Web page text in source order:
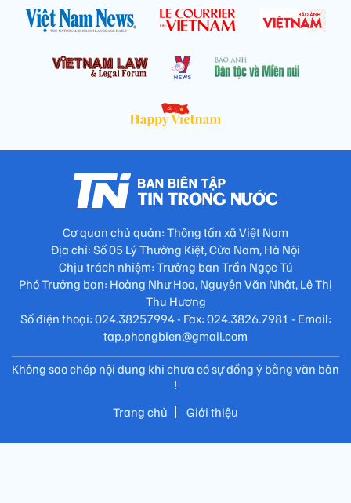
Cơ quan chủ quản: Thông tấn xã Việt Nam
Địa chỉ: Số 05 Lý Thường Kiệt, Cửa Nam, Hà Nội
Chịu trách nhiệm: Trưởng ban Trần Ngọc Tú
Phó Trưởng ban: Hoàng Như Hoa, Nguyễn Văn Nhật, Lê Thị
Thu Hương
Số điện thoại: 024.38257994 - Fax: 024.3826.7981 - Email:
tap.phongbien@gmail.com
Không sao chép nội dung khi chưa có sự đồng ý bằng văn bản
!
Trang chủ
Giới thiệu